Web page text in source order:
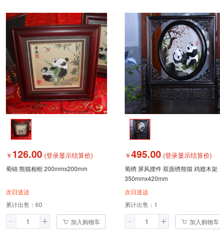
￥ 126.00 (登录显示结算价)
蜀锦 熊猫相框 200mmx200mm
次日送达
累计出售： 60
加入购物车
￥495.00 (登录显示结算价)
蜀绣 屏风摆件 双面绣熊猫 鸡翅木架
350mmx420mm
次日送达
累计出售： 1
加入购物车